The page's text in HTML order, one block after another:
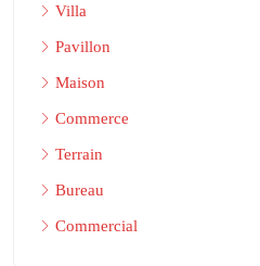
Villa
Pavillon
Maison
Commerce
Terrain
Bureau
Commercial